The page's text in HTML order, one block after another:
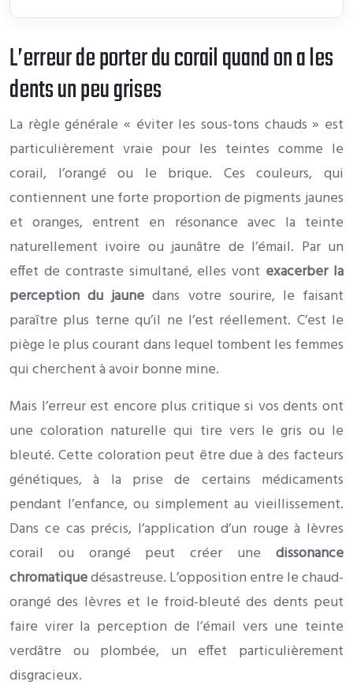
L’erreur de porter du corail quand on a les
dents un peu grises
La règle générale « éviter les sous-tons chauds » est
particulièrement vraie pour les teintes comme le
corail, l’orangé ou le brique. Ces couleurs, qui
contiennent une forte proportion de pigments jaunes
et oranges, entrent en résonance avec la teinte
naturellement ivoire ou jaunâtre de l’émail. Par un
effet de contraste simultané, elles vont exacerber la
perception du jaune dans votre sourire, le faisant
paraître plus terne qu’il ne l’est réellement. C’est le
piège le plus courant dans lequel tombent les femmes
qui cherchent à avoir bonne mine.
Mais l’erreur est encore plus critique si vos dents ont
une coloration naturelle qui tire vers le gris ou le
bleuté. Cette coloration peut être due à des facteurs
génétiques, à la prise de certains médicaments
pendant l’enfance, ou simplement au vieillissement.
Dans ce cas précis, l’application d’un rouge à lèvres
corail ou orangé peut créer une dissonance
chromatiquedésastreuse. L’opposition entre le chaud-
orangé des lèvres et le froid-bleuté des dents peut
faire virer la perception de l’émail vers une teinte
verdâtre ou plombée, un effet particulièrement
disgracieux.